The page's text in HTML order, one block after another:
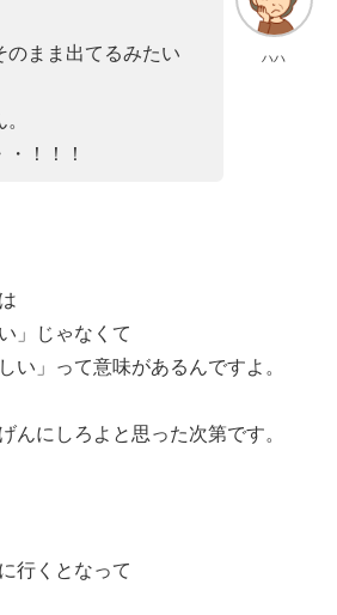
ハハ
のまま出てるみたい
！！！
」じゃなくて
い」って意味があるんですよ。
んにしろよと思った次第です。
行くとなって